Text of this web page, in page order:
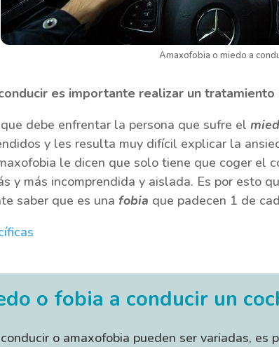
Amaxofobia o miedo a
es importante realizar un tratamiento
debe enfrentar la persona que sufre el
y les resulta muy difícil explicar la
le dicen que solo tiene que coger el
y más incomprendida y aislada. Es por esto
saber que es unafobia que padecen 1 de
o fobia a conducir un
o amaxofobia pueden ser variadas,